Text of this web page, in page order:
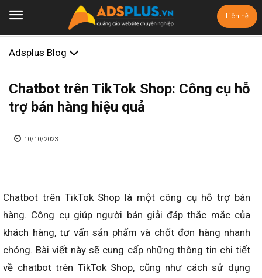
Liên hệ
Adsplus Blog
Chatbot trên TikTok Shop: Công cụ hỗ
trợ bán hàng hiệu quả
10/10/2023
Chatbot trên TikTok Shop là một công cụ hỗ trợ bán
hàng. Công cụ giúp người bán giải đáp thắc mắc của
khách hàng, tư vấn sản phẩm và chốt đơn hàng nhanh
chóng. Bài viết này sẽ cung cấp những thông tin chi tiết
về chatbot trên TikTok Shop, cũng như cách sử dụng